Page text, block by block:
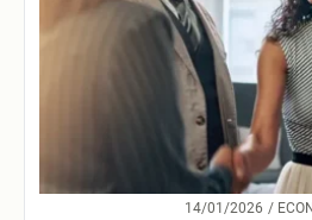
14/01/2026
/